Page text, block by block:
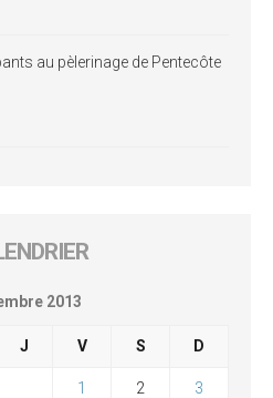
au pèlerinage de Pentecôte
2013
J V S D
1 2 3